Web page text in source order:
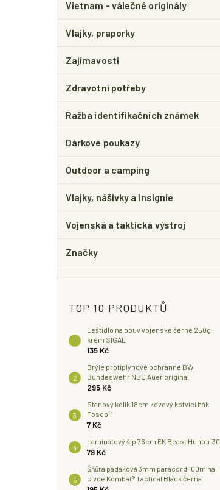
Vietnam - válečné originály
Vlajky, praporky
Zajímavosti
Zdravotní potřeby
Ražba identifikačních známek
Dárkové poukazy
Outdoor a camping
Vlajky, nášivky a insignie
Vojenská a taktická výstroj
Značky
TOP 10 PRODUKTŮ
Leštidlo na obuv vojenské černé 250g
krém SIGAL
135 Kč
Brýle protiplynové ochranné BW
Bundeswehr NBC Auer originál
295 Kč
Stanový kolík 18cm kovový kotvící hák
Fosco™
7 Kč
Laminátový šíp 76cm EK Beast Hunter 30
79 Kč
Šňůra padáková 3mm paracord 100m na
cívce Kombat® Tactical Black černá